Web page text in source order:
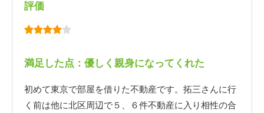
評価
満足した点：優しく親身になってくれた
初めて東京で部屋を借りた不動産です。拓三さんに行
く前は他に北区周辺で５、６件不動産に入り相性の合